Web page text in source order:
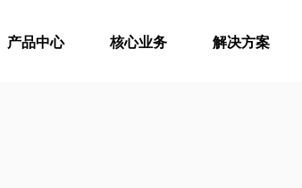
产品中心 核心业务 解决方案